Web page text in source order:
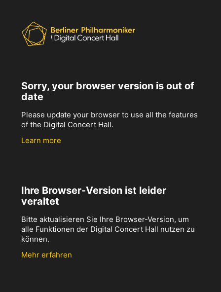
Sorry, your browser version is out of
date
Please update your browser to use all the features
of the Digital Concert Hall.
Learn more
Ihre Browser-Version ist leider
veraltet
Bitte aktualisieren Sie Ihre Browser-Version, um
alle Funktionen der Digital Concert Hall nutzen zu
können.
Mehr erfahren